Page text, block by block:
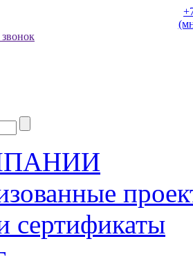
звонок
сертификаты